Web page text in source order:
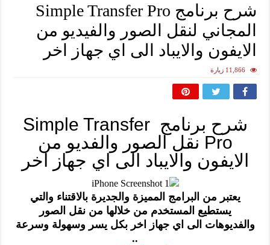
شرح برنامج Simple Transfer Pro
المجاني لنقل الصور والفيديو من
الايفون والايباد الى اي جهاز اخر
11,866 زيارة
شرح برنامج Simple Transfer
Pro نقل الصور والفديو من
الايفون والايباد الى اي جهاز اخر
يعتبر من البرامج المميزة والجديرة بالاقتناء والتي
يستطيع المستخدم من خلالها من نقل الصور
والفديوهات الى اي جهاز اخر بكل يسر وسهولة وسرعة
..